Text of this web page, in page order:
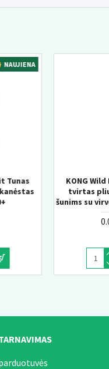
–
KONG Knots
pliušinis
vidine